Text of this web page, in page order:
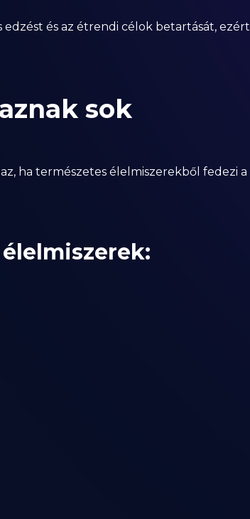
és az étrendi célok betartását, ezért
sok
ha természetes élelmiszerekből fedezi a